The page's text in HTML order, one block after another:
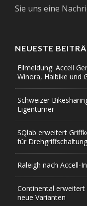
Sie uns eine
NEUESTE
Eilmeldung: Accell
Winora, Haibike und
Schweizer
Eigentümer
SQlab erweitert
für
Raleigh nach Accell-
Continental erweitert
neue Varianten